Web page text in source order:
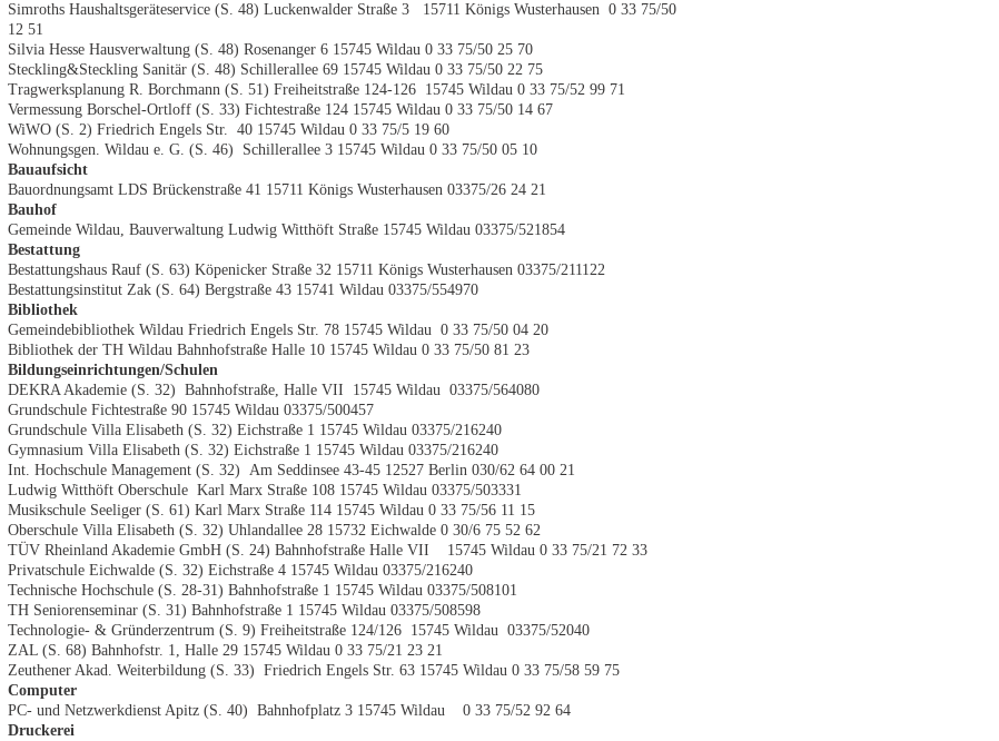
Simroths Haushaltsgeräteservice (S. 48) Luckenwalder Straße 3 15711 Königs Wusterhausen 0 33 75/50
12 51
Silvia Hesse Hausverwaltung (S. 48) Rosenanger 6 15745 Wildau 0 33 75/50 25 70
Steckling&Steckling Sanitär (S. 48) Schillerallee 69 15745 Wildau 0 33 75/50 22 75
Tragwerksplanung R. Borchmann (S. 51) Freiheitstraße 124-126 15745 Wildau 0 33 75/52 99 71
Vermessung Borschel-Ortloff (S. 33) Fichtestraße 124 15745 Wildau 0 33 75/50 14 67
WiWO (S. 2) Friedrich Engels Str. 40 15745 Wildau 0 33 75/5 19 60
Wohnungsgen. Wildau e. G. (S. 46) Schillerallee 3 15745 Wildau 0 33 75/50 05 10
Bauaufsicht
Bauordnungsamt LDS Brückenstraße 41 15711 Königs Wusterhausen 03375/26 24 21
Bauhof
Gemeinde Wildau, Bauverwaltung Ludwig Witthöft Straße 15745 Wildau 03375/521854
Bestattung
Bestattungshaus Rauf (S. 63) Köpenicker Straße 32 15711 Königs Wusterhausen 03375/211122
Bestattungsinstitut Zak (S. 64) Bergstraße 43 15741 Wildau 03375/554970
Bibliothek
Gemeindebibliothek Wildau Friedrich Engels Str. 78 15745 Wildau 0 33 75/50 04 20
Bibliothek der TH Wildau Bahnhofstraße Halle 10 15745 Wildau 0 33 75/50 81 23
Bildungseinrichtungen/Schulen
DEKRA Akademie (S. 32) Bahnhofstraße, Halle VII 15745 Wildau 03375/564080
Grundschule Fichtestraße 90 15745 Wildau 03375/500457
Grundschule Villa Elisabeth (S. 32) Eichstraße 1 15745 Wildau 03375/216240
Gymnasium Villa Elisabeth (S. 32) Eichstraße 1 15745 Wildau 03375/216240
Int. Hochschule Management (S. 32) Am Seddinsee 43-45 12527 Berlin 030/62 64 00 21
Ludwig Witthöft Oberschule Karl Marx Straße 108 15745 Wildau 03375/503331
Musikschule Seeliger (S. 61) Karl Marx Straße 114 15745 Wildau 0 33 75/56 11 15
Oberschule Villa Elisabeth (S. 32) Uhlandallee 28 15732 Eichwalde 0 30/6 75 52 62
TÜV Rheinland Akademie GmbH (S. 24) Bahnhofstraße Halle VII 15745 Wildau 0 33 75/21 72 33
Privatschule Eichwalde (S. 32) Eichstraße 4 15745 Wildau 03375/216240
Technische Hochschule (S. 28-31) Bahnhofstraße 1 15745 Wildau 03375/508101
TH Seniorenseminar (S. 31) Bahnhofstraße 1 15745 Wildau 03375/508598
Technologie- & Gründerzentrum (S. 9) Freiheitstraße 124/126 15745 Wildau 03375/52040
ZAL (S. 68) Bahnhofstr. 1, Halle 29 15745 Wildau 0 33 75/21 23 21
Zeuthener Akad. Weiterbildung (S. 33) Friedrich Engels Str. 63 15745 Wildau 0 33 75/58 59 75
Computer
PC- und Netzwerkdienst Apitz (S. 40) Bahnhofplatz 3 15745 Wildau 0 33 75/52 92 64
Druckerei